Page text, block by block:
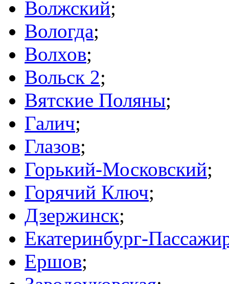
Волжский;
Вологда;
Волхов;
Вольск 2;
Вятские Поляны;
Галич;
Глазов;
Горький-Московский;
Горячий Ключ;
Дзержинск;
Екатеринбург-
Ершов;